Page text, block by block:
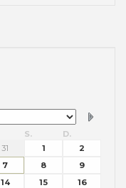
S.
D.
31 1
2
7 8
9
14 15
16